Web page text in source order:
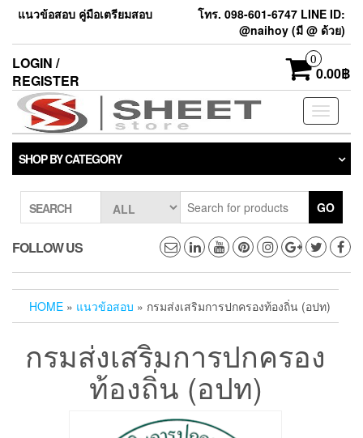
แนวข้อสอบ คู่มือเตรียมสอบ
โทร. 098-601-6747 LINE ID:
@naihoy (มี @ ด้วย)
LOGIN /
REGISTER
0
0.00฿
Toggle
SHOP BY CATEGORY
SEARCH GO
FOLLOW US
HOME » แนวข้อสอบ » กรมส่งเสริมการปกครองท้องถิ่น (อปท)
กรมส่งเสริมการปกครอง
ท้องถิ่น (อปท)